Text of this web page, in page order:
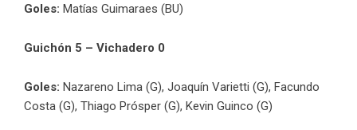
Goles: Matías Guimaraes (BU)
Guichón 5 – Vichadero 0
Goles: Nazareno Lima (G), Joaquín Varietti (G), Facundo
Costa (G), Thiago Prósper (G), Kevin Guinco (G)